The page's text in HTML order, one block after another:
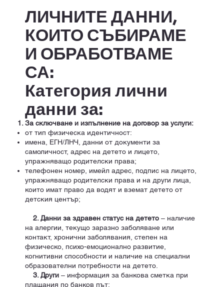
ЛИЧНИТЕ ДАННИ,
КОИТО СЪБИРАМЕ
И ОБРАБОТВАМЕ
СА:
Категория лични
данни за:
За сключване и изпълнение на договор за услуги:
от тип физическа идентичност:
имена, ЕГН/ЛНЧ, данни от документи за
самоличност, адрес на детето и лицето,
упражняващо родителски права;
телефонен номер, имейл адрес, подпис на лицето,
упражняващо родителски права и на други лица,
които имат право да водят и вземат детето от
детския център;
2. Данни за здравен статус на детето – наличие
на алергии, текущо заразно заболяване или
контакт, хронични заболявания, степен на
физическо, психо-емоционално развитие,
когнитивни способности и наличие на специални
образователни потребности на детето.
3. Други – информация за банкова сметка при
плащания по банков път;